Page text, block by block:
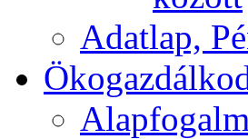
Adatlap,